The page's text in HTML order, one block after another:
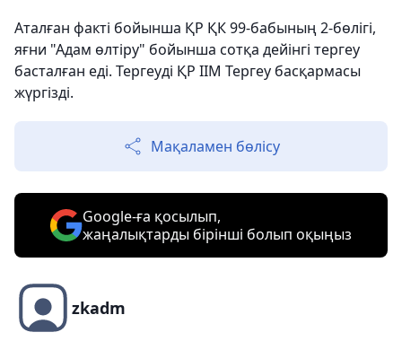
Аталған факті бойынша ҚР ҚК 99-бабының 2-бөлігі,
яғни "Адам өлтіру" бойынша сотқа дейінгі тергеу
басталған еді. Тергеуді ҚР ІІМ Тергеу басқармасы
жүргізді.
Мақаламен бөлісу
Google-ға қосылып,
жаңалықтарды бірінші болып оқыңыз
zkadm